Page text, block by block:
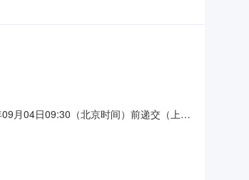
月04日09:30（北京时间）前递交（上
：标项1，按双方合同